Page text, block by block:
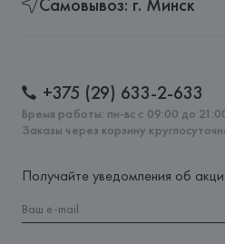
+375 (29) 633-2-633
Время работы: пн-вс с 09:00 до
Заказы через корзину
Получайте уведомления об